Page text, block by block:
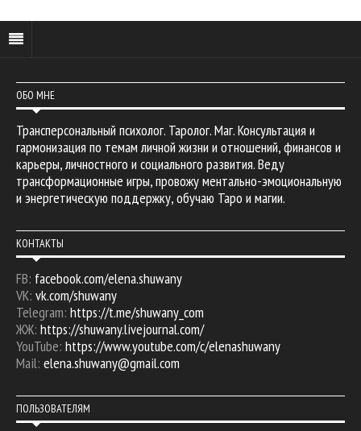
ОБО МНЕ
Трансперсональный психолог. Таролог. Маг. Консультация и
гармонизация по темам личной жизни и отношений, финансов и
карьеры, личностного и социального развития. Веду
трансформационные игры, провожу ментально-эмоциональную
и энергетическую поддержку, обучаю Таро и магии.
КОНТАКТЫ
FB: facebook.com/elena.shuwany
VK: vk.com/shuwany
Telegram: https://t.me/shuwany_com
ЖЖ: https://shuwany.livejournal.com/
YouTube: https://www.youtube.com/c/elenashuwany
Mail: elena.shuwany@gmail.com
ПОЛЬЗОВАТЕЛЯМ